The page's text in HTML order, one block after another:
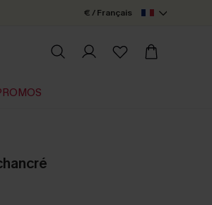
€ / Français